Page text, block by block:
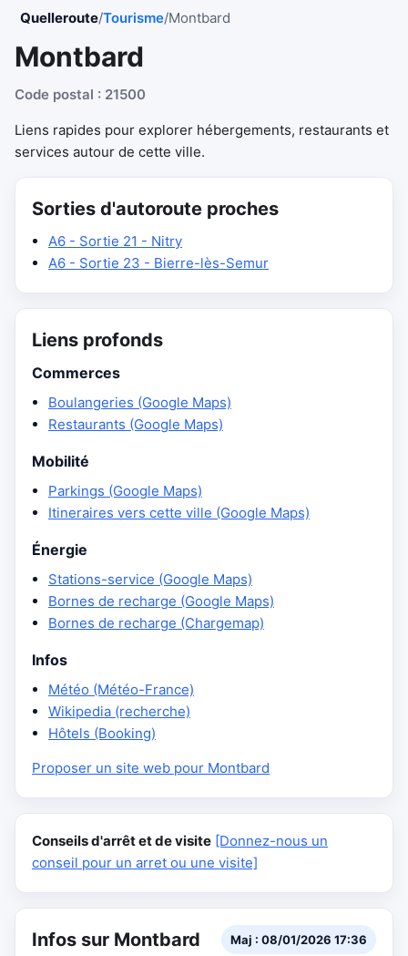
Quelleroute/Tourisme/Montbard
Montbard
Code postal : 21500
Liens rapides pour explorer hébergements, restaurants et
services autour de cette ville.
Sorties d'autoroute proches
A6 - Sortie 21 - Nitry
A6 - Sortie 23 - Bierre-lès-Semur
Liens profonds
Commerces
Boulangeries (Google Maps)
Restaurants (Google Maps)
Mobilité
Parkings (Google Maps)
Itineraires vers cette ville (Google Maps)
Énergie
Stations-service (Google Maps)
Bornes de recharge (Google Maps)
Bornes de recharge (Chargemap)
Infos
Météo (Météo-France)
Wikipedia (recherche)
Hôtels (Booking)
Proposer un site web pour Montbard
Conseils d'arrêt et de visite [Donnez-nous un
conseil pour un arret ou une visite]
Infos sur Montbard Maj : 08/01/2026 17:36